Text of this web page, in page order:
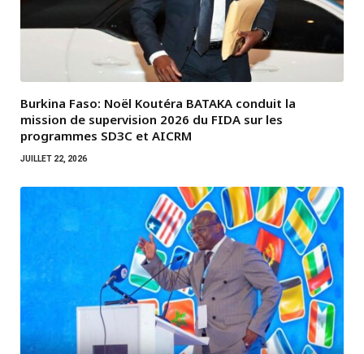
Burkina Faso: Noël Koutéra BATAKA conduit la
mission de supervision 2026 du FIDA sur les
programmes SD3C et AICRM
JUILLET 22, 2026